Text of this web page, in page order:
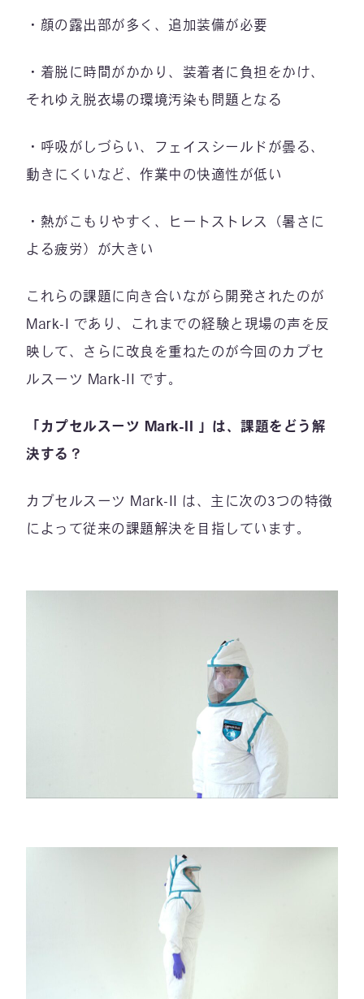
・顔の露出部が多く、追加装備が必要
・着脱に時間がかかり、装着者に負担をかけ、
それゆえ脱衣場の環境汚染も問題となる
・呼吸がしづらい、フェイスシールドが曇る、
動きにくいなど、作業中の快適性が低い
・熱がこもりやすく、ヒートストレス（暑さに
よる疲労）が大きい
これらの課題に向き合いながら開発されたのが
Mark-I であり、これまでの経験と現場の声を反
映して、さらに改良を重ねたのが今回のカプセ
ルスーツ Mark-II です。
「カプセルスーツ Mark-II 」は、課題をどう解
決する？
カプセルスーツ Mark-II は、主に次の3つの特徴
によって従来の課題解決を目指しています。